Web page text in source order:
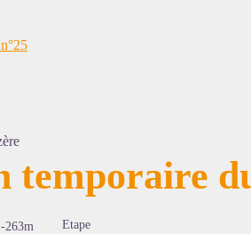
Voir l'image en plein
temporaire
-263m Etape